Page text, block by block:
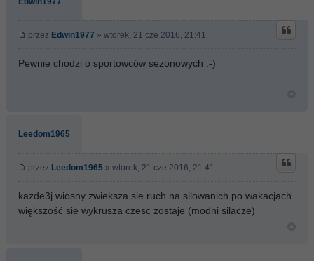
przez Edwin1977 » wtorek, 21 cze 2016, 21:41
Pewnie chodzi o sportowców sezonowych :-)
Leedom1965
przez Leedom1965 » wtorek, 21 cze 2016, 21:41
kazde3j wiosny zwieksza sie ruch na silowanich po wakacjach
większość sie wykrusza czesc zostaje (modni silacze)